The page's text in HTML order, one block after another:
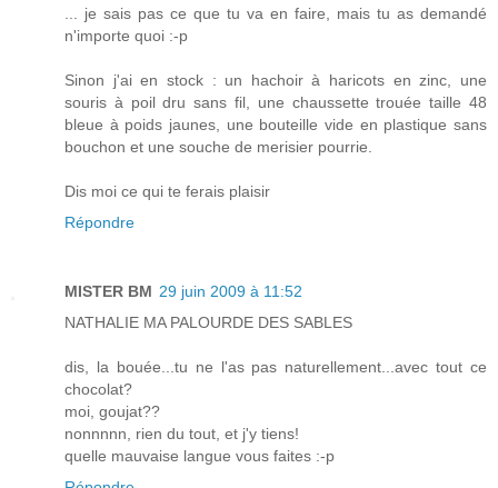
... je sais pas ce que tu va en faire, mais tu as demandé
n'importe quoi :-p
Sinon j'ai en stock : un hachoir à haricots en zinc, une
souris à poil dru sans fil, une chaussette trouée taille 48
bleue à poids jaunes, une bouteille vide en plastique sans
bouchon et une souche de merisier pourrie.
Dis moi ce qui te ferais plaisir
Répondre
MISTER BM 29 juin 2009 à 11:52
NATHALIE MA PALOURDE DES SABLES
dis, la bouée...tu ne l'as pas naturellement...avec tout ce
chocolat?
moi, goujat??
nonnnnn, rien du tout, et j'y tiens!
quelle mauvaise langue vous faites :-p